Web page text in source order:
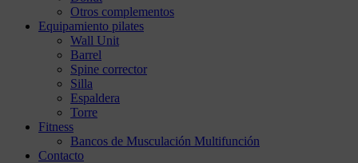
Otros complementos
Equipamiento pilates
Wall Unit
Barrel
Spine corrector
Silla
Espaldera
Torre
Fitness
Bancos de Musculación Multifunción
Contacto